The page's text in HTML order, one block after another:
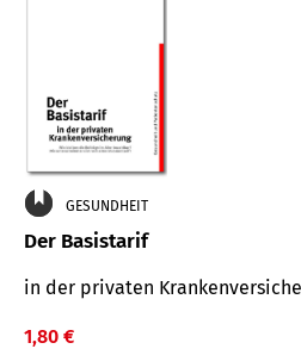
GESUNDHEIT
Der Basistarif
in der privaten
1,80 €